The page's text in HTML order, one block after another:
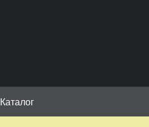
Каталог